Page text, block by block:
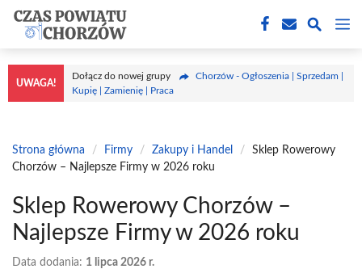
Przejdź
treści
UWAGA!
Dołącz do nowej grupy
Chorzów - Ogłoszenia | Sprzedam |
Kupię | Zamienię | Praca
Strona główna / Firmy / Zakupy i Handel /
Sklep Rowerowy
Chorzów – Najlepsze Firmy w 2026 roku
Sklep Rowerowy Chorzów –
Najlepsze Firmy w 2026 roku
Data dodania: 1 lipca 2026 r.